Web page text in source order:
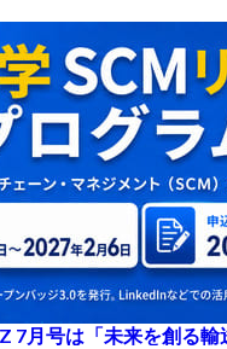
7月号は「未来を創る